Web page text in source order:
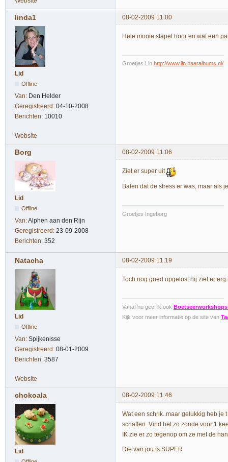
linda1 08-02-2009 11:00
Lid
Offline
Van: Den Helder
Geregistreerd: 04-10-2008
Berichten: 10010
Hele mooie stapel hoor en wat een
Groetjes Lin http://www.lin.haaralbums.nl/
Website
Borg 08-02-2009 11:06
Lid
Offline
Van:Alphen aan den Rijn
Geregistreerd: 23-09-2008
Berichten: 352
Ziet er super uit
Balen dat de stress er was, maar als
Groetjes Ingeborg
Natacha 08-02-2009 11:19
Lid
Offline
Van: Spijkenisse
Geregistreerd: 08-01-2009
Berichten: 3587
Toch nog goed opgelost hij ziet er erg
Vanaf nu geef ik ook
Kijk voor meer informatie op de site van
Website
chokoala 08-02-2009 11:46
Lid
Wat een schrik..maar gelukkig heb je
schaffen. Vind het zo zonde voor 1
IK zie er zo tegenop om ze met de
Die van jou is SUPER